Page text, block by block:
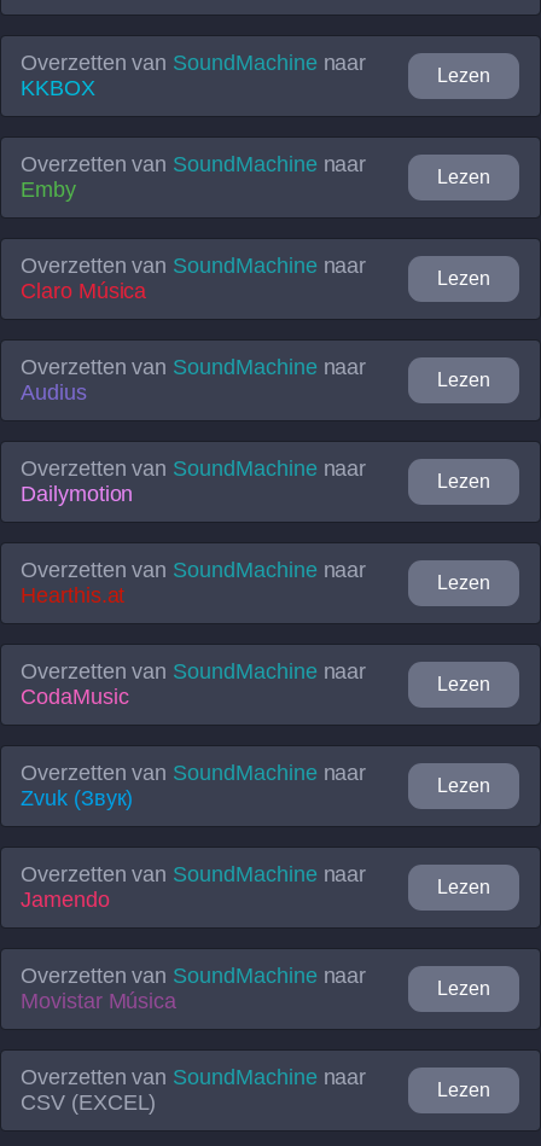
Overzetten van SoundMachine naar
KKBOX
Lezen
Overzetten van SoundMachine naar
Emby
Lezen
Overzetten van SoundMachine naar
Claro Música
Lezen
Overzetten van SoundMachine naar
Audius
Lezen
Overzetten van SoundMachine naar
Dailymotion
Lezen
Overzetten van SoundMachine naar
Hearthis.at
Lezen
Overzetten van SoundMachine naar
CodaMusic
Lezen
Overzetten van SoundMachine naar
Zvuk (Звук)
Lezen
Overzetten van SoundMachine naar
Jamendo
Lezen
Overzetten van SoundMachine naar
Movistar Música
Lezen
Overzetten van SoundMachine naar
CSV (EXCEL)
Lezen